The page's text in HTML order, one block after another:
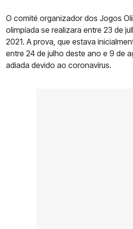
O comité organizador dos Jogos
olimpíada se realizara entre 23 de
2021. A prova, que estava
entre 24 de julho deste ano e 9 de
adiada devido ao coronavírus.